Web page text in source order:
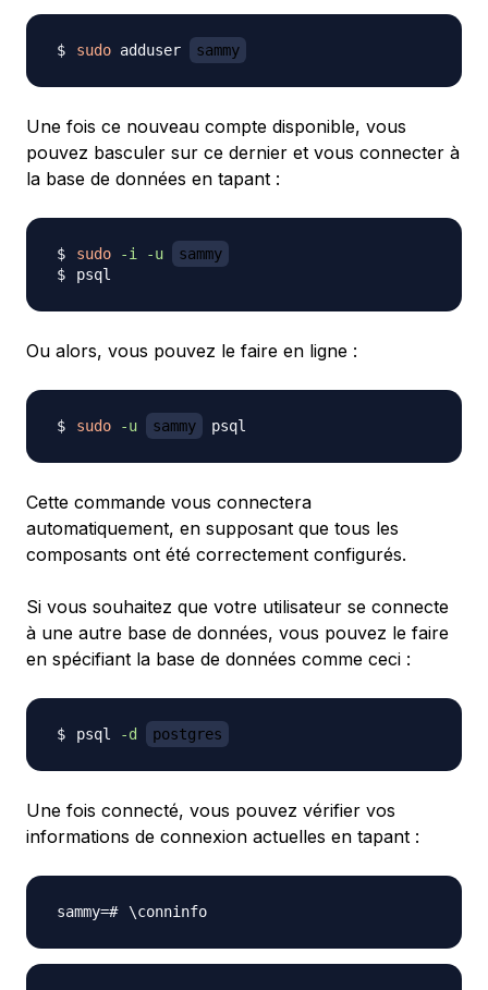
sudo adduser sammy
Une fois ce nouveau compte disponible, vous
pouvez basculer sur ce dernier et vous connecter à
la base de données en tapant :
sudo -i -u
sammy
Ou alors, vous pouvez le faire en ligne :
sudo -u sammy
Cette commande vous connectera
automatiquement, en supposant que tous les
composants ont été correctement configurés.
Si vous souhaitez que votre utilisateur se connecte
à une autre base de données, vous pouvez le faire
en spécifiant la base de données comme ceci :
psql -d postgres
Une fois connecté, vous pouvez vérifier vos
informations de connexion actuelles en tapant :
\